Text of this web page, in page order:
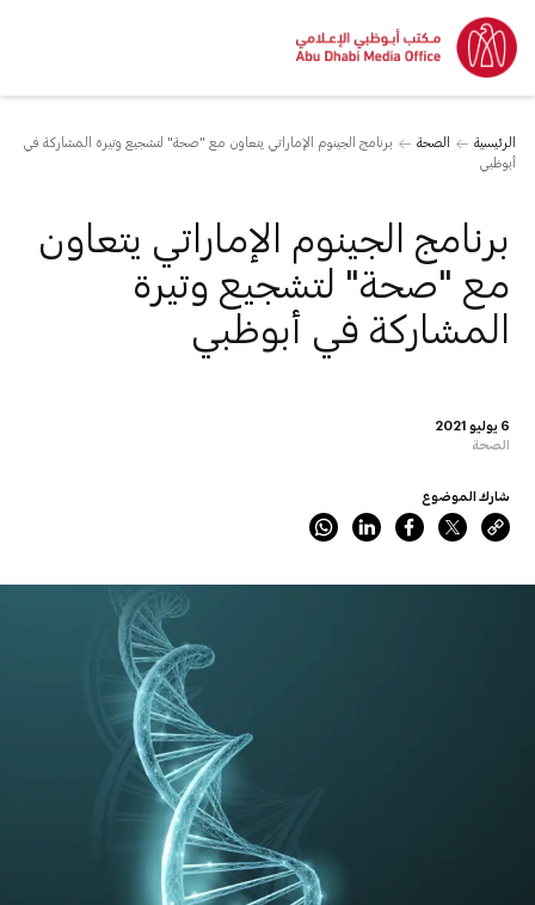
الرئيسية الصحة
برنامج الجينوم الإماراتي يتعاون مع "صحة" لتشجيع وتيرة المشاركة في
أبوظبي
6 يوليو 2021
الصحة
برنامج الجينوم الإماراتي يتعاون
مع "صحة" لتشجيع وتيرة
المشاركة في أبوظبي
شارك الموضوع